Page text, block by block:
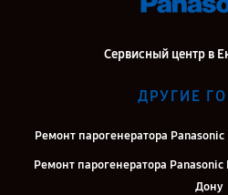
Сервисный центр в
ДРУГИЕ
Ремонт парогенератора
Ремонт парогенератора Panasonic
Дону